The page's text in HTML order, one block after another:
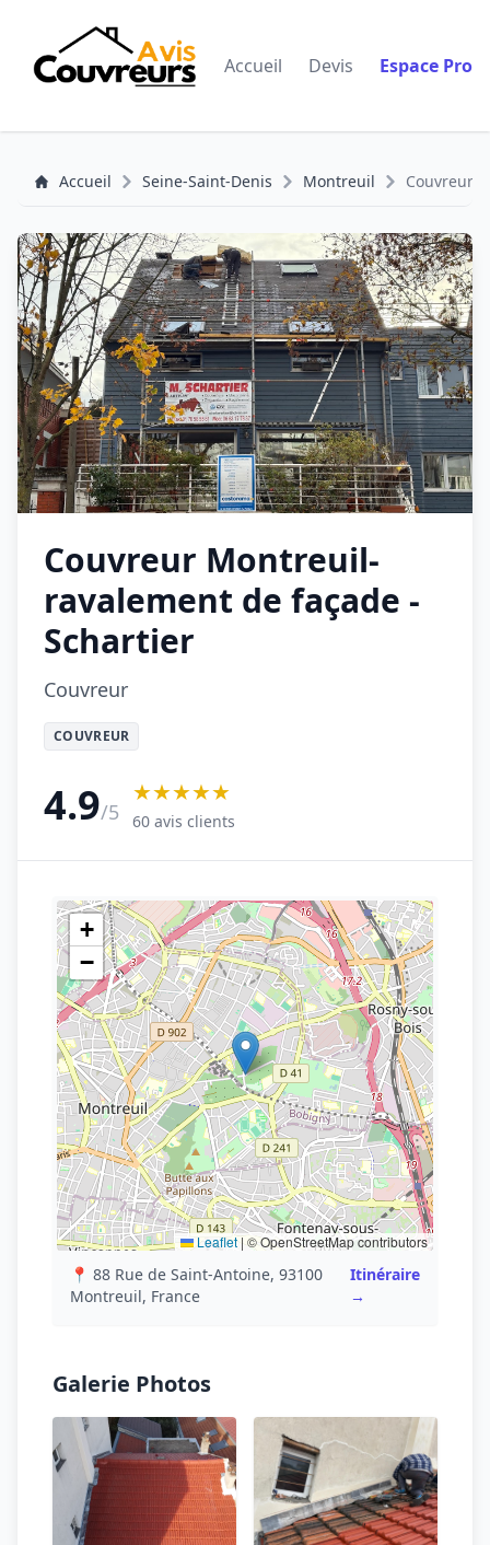
Accueil Devis Espace Pro
Accueil Seine-Saint-Denis Montreuil Couvreur
Couvreur Montreuil-
ravalement de façade -
Schartier
Couvreur
COUVREUR
4.9/5
★★★★★
60 avis clients
+
−
Leaflet |© OpenStreetMap contributors
📍 88 Rue de Saint-Antoine, 93100
Montreuil, France
Itinéraire
→
Galerie Photos